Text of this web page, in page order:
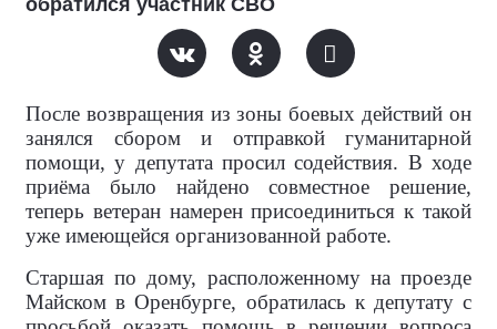
обратился участник СВО
После возвращения из зоны боевых действий он
занялся сбором и отправкой гуманитарной
помощи, у депутата просил содействия. В ходе
приёма было найдено совместное решение,
теперь ветеран намерен присоединиться к такой
уже имеющейся организованной работе.
Старшая по дому, расположенному на проезде
Майском в Оренбурге, обратилась к депутату с